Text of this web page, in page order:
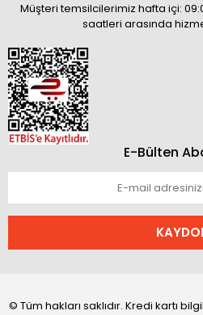
Müşteri temsilcilerimiz hafta içi:
saatleri arasında
E-Bülten
© Tüm hakları saklıdır. Kredi kartı